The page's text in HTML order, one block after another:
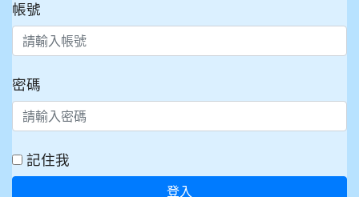
帳號
密碼
記住我
登入